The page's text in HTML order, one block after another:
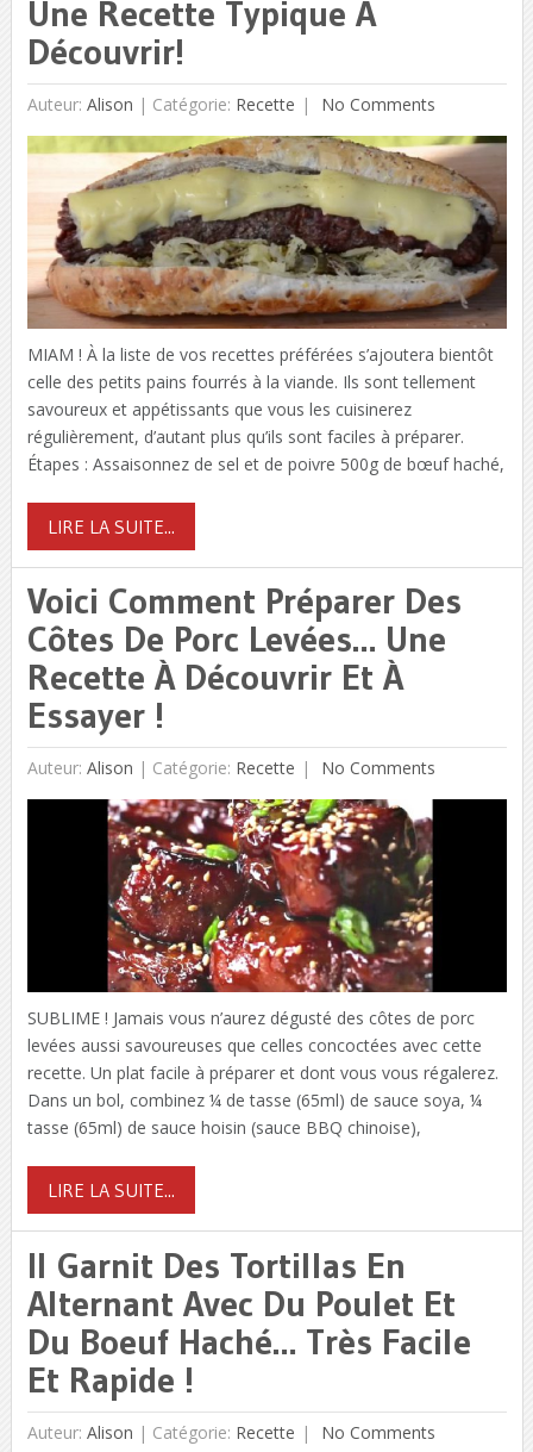
Une Recette Typique À
Découvrir!
Auteur: Alison | Catégorie: Recette No Comments
MIAM ! À la liste de vos recettes préférées s’ajoutera bientôt
celle des petits pains fourrés à la viande. Ils sont tellement
savoureux et appétissants que vous les cuisinerez
régulièrement, d’autant plus qu’ils sont faciles à préparer.
Étapes : Assaisonnez de sel et de poivre 500g de bœuf haché,
LIRE LA SUITE...
Voici Comment Préparer Des
Côtes De Porc Levées… Une
Recette À Découvrir Et À
Essayer !
Auteur: Alison | Catégorie: Recette No Comments
SUBLIME ! Jamais vous n’aurez dégusté des côtes de porc
levées aussi savoureuses que celles concoctées avec cette
recette. Un plat facile à préparer et dont vous vous régalerez.
Dans un bol, combinez ¼ de tasse (65ml) de sauce soya, ¼
tasse (65ml) de sauce hoisin (sauce BBQ chinoise),
LIRE LA SUITE...
Il Garnit Des Tortillas En
Alternant Avec Du Poulet Et
Du Boeuf Haché… Très Facile
Et Rapide !
Auteur: Alison | Catégorie: Recette No Comments